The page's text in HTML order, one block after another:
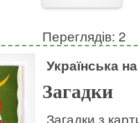
Переглядів: 2
Українська
Загадки
Загадки з